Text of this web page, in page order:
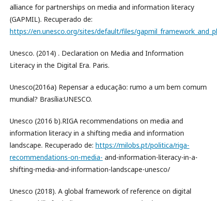
alliance for partnerships on media and information literacy
(GAPMIL). Recuperado de:
https://en.unesco.org/sites/default/files/
Unesco. (2014) . Declaration on Media and Information
Literacy in the Digital Era. Paris.
Unesco(2016a) Repensar a educação: rumo a um bem comum
mundial? Brasília:UNESCO.
Unesco (2016 b).RIGA recommendations on media and
information literacy in a shifting media and information
landscape. Recuperado de: https://milobs.pt/politica/riga-
recommendations-on-media- and-information-literacy-in-a-
shifting-media-and-information-landscape-unesco/
Unesco (2018). A global framework of reference on digital